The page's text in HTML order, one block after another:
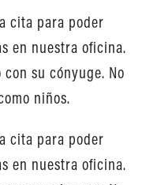
cita para poder
en nuestra oficina.
su cónyuge. No
niños.
cita para poder
en nuestra oficina.